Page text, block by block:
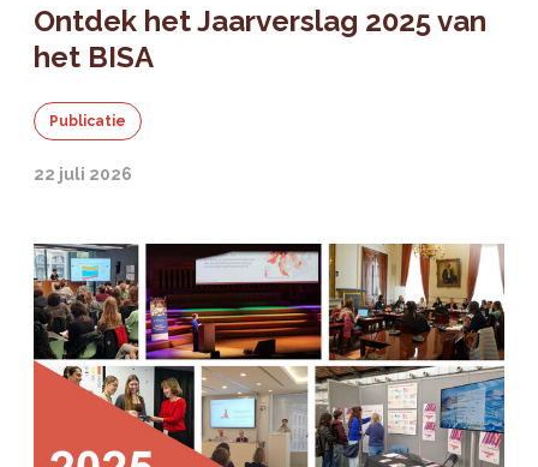
Ontdek het Jaarverslag 2025 van
het BISA
Publicatie
22 juli 2026